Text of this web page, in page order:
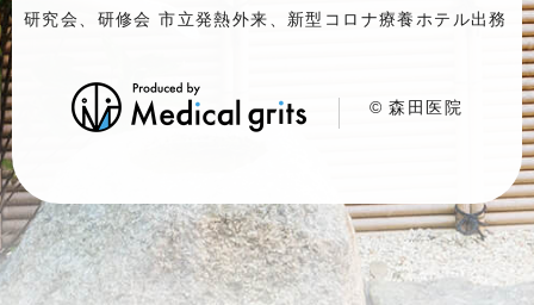
研究会、研修会 市立発熱外来、新型コロナ療養ホテル出務
© 森田医院